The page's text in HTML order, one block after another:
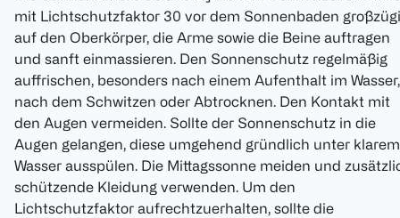
mit Lichtschutzfaktor 30 vor dem Sonnenbaden
auf den Oberkörper, die Arme sowie die Beine auftragen
und sanft einmassieren. Den Sonnenschutz regelmäßig
auffrischen, besonders nach einem Aufenthalt im Wasser,
nach dem Schwitzen oder Abtrocknen. Den Kontakt mit
den Augen vermeiden. Sollte der Sonnenschutz in die
Augen gelangen, diese umgehend gründlich unter klarem
Wasser ausspülen. Die Mittagssonne meiden und
schützende Kleidung verwenden. Um den
Lichtschutzfaktor aufrechtzuerhalten, sollte die